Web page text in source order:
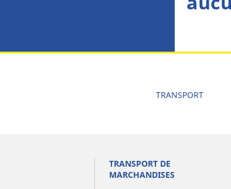
TRANSPORT
TRANSPORT DE
MARCHANDISES